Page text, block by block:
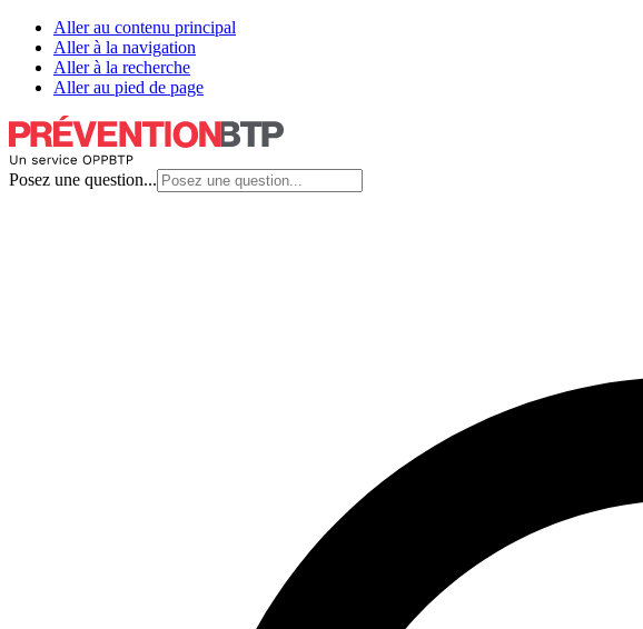
Aller au contenu principal
Aller à la navigation
Aller à la recherche
Aller au pied de page
Posez une question...